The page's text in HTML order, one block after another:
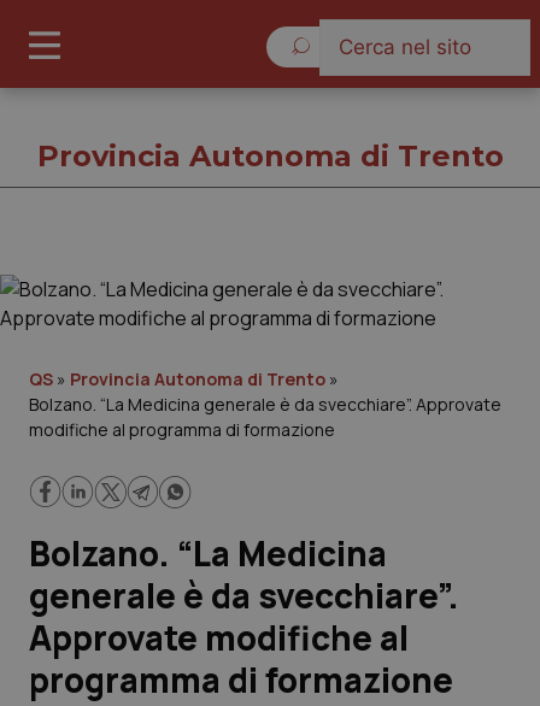
Governo e Parlamento
Regioni e Asl
Lavoro e Professioni
Scienza e Farmaci
Studi e Analisi
Provincia Autonoma di Trento
QS » Provincia Autonoma di Trento »
Bolzano. “La Medicina generale è da svecchiare”. Approvate
modifiche al programma di formazione
Bolzano. “La Medicina
generale è da svecchiare”.
Approvate modifiche al
programma di formazione